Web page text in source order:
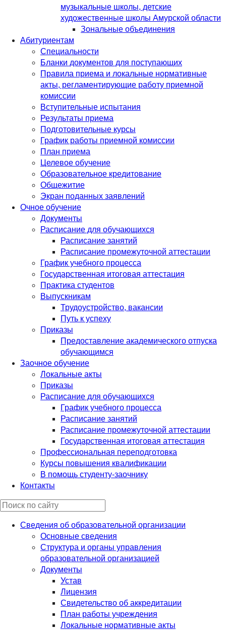
музыкальные школы, детские
художественные школы Амурской области
Зональные объединения
Абитуриентам
Специальности
Бланки документов для поступающих
Правила приема и локальные нормативные
акты, регламентирующие работу приемной
комиссии
Вступительные испытания
Результаты приема
Подготовительные курсы
График работы приемной комиссии
План приема
Целевое обучение
Образовательное кредитование
Общежитие
Экран поданных заявлений
Очное обучение
Документы
Расписание для обучающихся
Расписание занятий
Расписание промежуточной аттестации
График учебного процесса
Государственная итоговая аттестация
Практика студентов
Выпускникам
Трудоустройство, вакансии
Путь к успеху
Приказы
Предоставление академического отпуска
обучающимся
Заочное обучение
Локальные акты
Приказы
Расписание для обучающихся
График учебного процесса
Расписание занятий
Расписание промежуточной аттестации
Государственная итоговая аттестация
Профессиональная переподготовка
Курсы повышения квалификации
В помощь студенту-заочнику
Контакты
Сведения об образовательной организации
Основные сведения
Структура и органы управления
образовательной организацией
Документы
Устав
Лицензия
Свидетельство об аккредитации
План работы учреждения
Локальные нормативные акты